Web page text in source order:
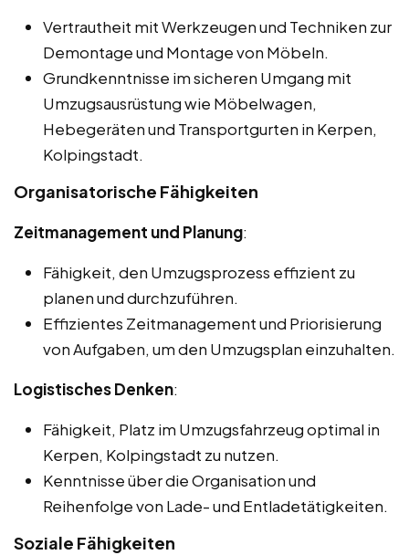
Vertrautheit mit Werkzeugen und Techniken zur
Demontage und Montage von Möbeln.
Grundkenntnisse im sicheren Umgang mit
Umzugsausrüstung wie Möbelwagen,
Hebegeräten und Transportgurten in Kerpen,
Kolpingstadt.
Organisatorische Fähigkeiten
Zeitmanagement und Planung:
Fähigkeit, den Umzugsprozess effizient zu
planen und durchzuführen.
Effizientes Zeitmanagement und Priorisierung
von Aufgaben, um den Umzugsplan einzuhalten.
Logistisches Denken:
Fähigkeit, Platz im Umzugsfahrzeug optimal in
Kerpen, Kolpingstadt zu nutzen.
Kenntnisse über die Organisation und
Reihenfolge von Lade- und Entladetätigkeiten.
Soziale Fähigkeiten